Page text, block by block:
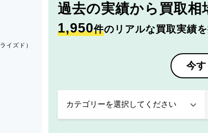
過去の実績から 買取相
1,950件のリアルな買取実績を
今す
イズド）